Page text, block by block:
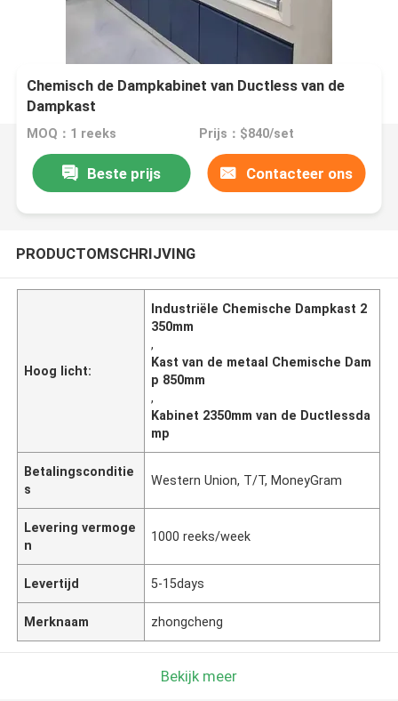
Chemisch de Dampkabinet van Ductless van de
Dampkast
MOQ：1 reeks Prijs：$840/set
Beste prijs Contacteer ons
PRODUCTOMSCHRIJVING
Hoog licht:
Industriële Chemische Dampkast 2
350mm
,
Kast van de metaal Chemische Dam
p 850mm
,
Kabinet 2350mm van de Ductlessda
mp
Betalingsconditie
s
Western Union, T/T, MoneyGram
Levering vermoge
n
1000 reeks/week
Levertijd 5-15days
Merknaam zhongcheng
Bekijk meer